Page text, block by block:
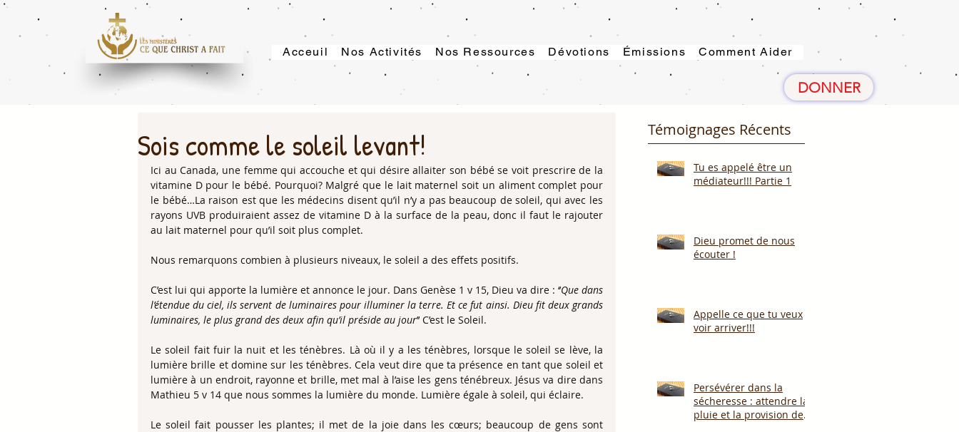
Acceuil Nos Activités Nos Ressources Dévotions Émissions Comment Aider
DONNER
Sois comme le soleil levant!
Ici au Canada, une femme qui accouche et qui désire allaiter son bébé se voit prescrire de la
vitamine D pour le bébé. Pourquoi? Malgré que le lait maternel soit un aliment complet pour
le bébé…La raison est que les médecins disent qu’il n’y a pas beaucoup de soleil, qui avec les
rayons UVB produiraient assez de vitamine D à la surface de la peau, donc il faut le rajouter
au lait maternel pour qu’il soit plus complet.
Nous remarquons combien à plusieurs niveaux, le soleil a des effets positifs.
C’est lui qui apporte la lumière et annonce le jour. Dans Genèse 1 v 15, Dieu va dire : ‘’Que dans
l’étendue du ciel, ils servent de luminaires pour illuminer la terre. Et ce fut ainsi. Dieu fit deux grands
luminaires, le plus grand des deux afin qu’il préside au jour’’ C’est le Soleil.
Le soleil fait fuir la nuit et les ténèbres. Là où il y a les ténèbres, lorsque le soleil se lève, la
lumière brille et domine sur les ténèbres. Cela veut dire que ta présence en tant que soleil et
lumière à un endroit, rayonne et brille, met mal à l’aise les gens ténébreux. Jésus va dire dans
Mathieu 5 v 14 que nous sommes la lumière du monde. Lumière égale à soleil, qui éclaire.
Le soleil fait pousser les plantes; il met de la joie dans les cœurs; beaucoup de gens sont
Témoignages Récents
Tu es appelé être un
médiateur!!! Partie 1
Dieu promet de nous
écouter !
Appelle ce que tu veux
voir arriver!!!
Persévérer dans la
sécheresse : attendre la
pluie et la provision de